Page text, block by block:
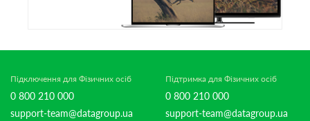
Підключення для Фізичних осіб
0 800 210 000
support-team@datagroup.ua
Підтримка для Фізичних осіб
0 800 210 000
support-team@datagroup.ua